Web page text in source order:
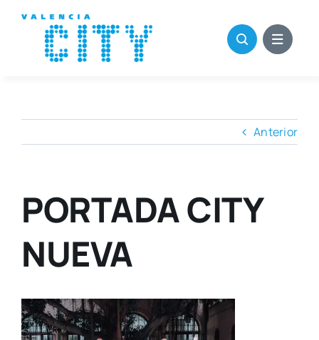
contenido
Anterior
PORTADA CITY
NUEVA